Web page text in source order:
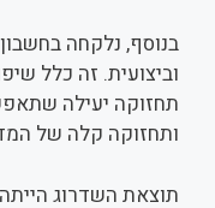
בנוסף, נלקחה
וביצועית. זה כלל
תחזוקה יעילה
ותחזוקה קלה של
תוצאת השדרוג